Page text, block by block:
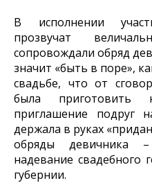
В исполнении
прозвучат
сопровождали обряд
значит «быть в поре»,
свадьбе, что от
была приготовить
приглашение подруг
держала в руках
обряды девичника
надевание свадебного
губернии.